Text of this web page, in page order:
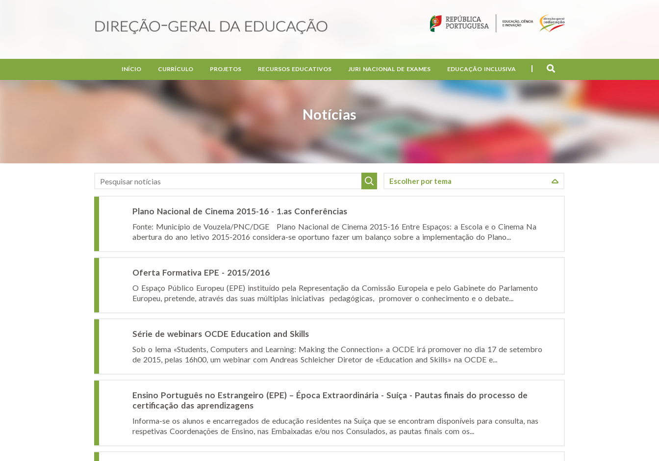
Notícias
INÍCIO CURRÍCULO PROJETOS RECURSOS EDUCATIVOS JURI NACIONAL DE EXAMES EDUCAÇÃO INCLUSIVA
Plano Nacional de Cinema 2015-16 - 1.as Conferências
Fonte: Município de Vouzela/PNC/DGE Plano Nacional de Cinema 2015-16 Entre Espaços: a Escola e o Cinema Na
abertura do ano letivo 2015-2016 considera-se oportuno fazer um balanço sobre a implementação do Plano...
Oferta Formativa EPE - 2015/2016
O Espaço Público Europeu (EPE) instituído pela Representação da Comissão Europeia e pelo Gabinete do Parlamento
Europeu, pretende, através das suas múltiplas iniciativas pedagógicas, promover o conhecimento e o debate...
Série de webinars OCDE Education and Skills
Sob o lema «Students, Computers and Learning: Making the Connection» a OCDE irá promover no dia 17 de setembro
de 2015, pelas 16h00, um webinar com Andreas Schleicher Diretor de «Education and Skills» na OCDE e...
Ensino Português no Estrangeiro (EPE) – Época Extraordinária - Suíça - Pautas finais do processo de
certificação das aprendizagens
Informa-se os alunos e encarregados de educação residentes na Suíça que se encontram disponíveis para consulta, nas
respetivas Coordenações de Ensino, nas Embaixadas e/ou nos Consulados, as pautas finais com os...